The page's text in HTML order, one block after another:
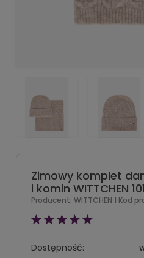
Zimowy komplet
i komin WITTCHEN
Producent: WITTCHEN | Kod
Dostępność: